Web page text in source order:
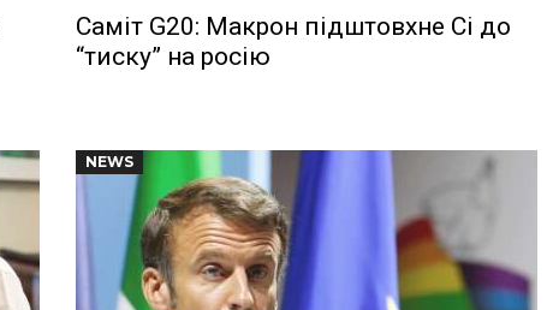
Саміт G20: Макрон підштовхне Сі до
“тиску” на росію
NEWS